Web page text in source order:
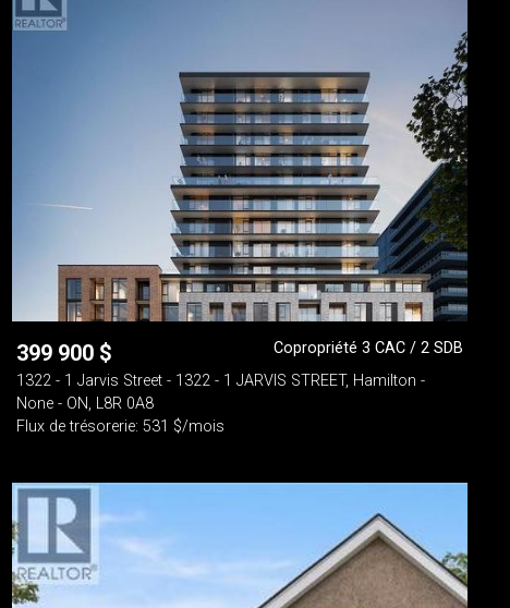
399 900 $
Copropriété 3 CAC / 2 SDB
1322 - 1 Jarvis Street - 1322 - 1 JARVIS STREET, Hamilton -
None - ON, L8R 0A8
Flux de trésorerie: 531 $/mois